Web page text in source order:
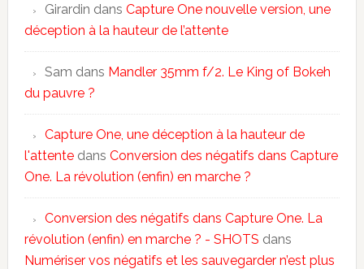
Girardin dans Capture One nouvelle version, une
déception à la hauteur de l’attente
Sam dans Mandler 35mm f/2. Le King of Bokeh
du pauvre ?
Capture One, une déception à la hauteur de
l'attentedans Conversion des négatifs dans Capture
One. La révolution (enfin) en marche ?
Conversion des négatifs dans Capture One. La
révolution (enfin) en marche ? - SHOTS dans
Numériser vos négatifs et les sauvegarder n’est plus